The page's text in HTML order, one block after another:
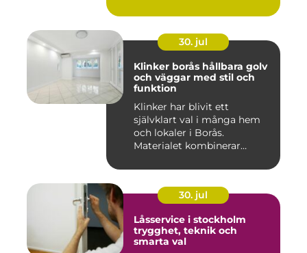
30. jul
Klinker borås hållbara golv
och väggar med stil och
funktion
Klinker har blivit ett
självklart val i många hem
och lokaler i Borås.
Materialet kombinerar
30. jul
Låsservice i stockholm
trygghet, teknik och
smarta val